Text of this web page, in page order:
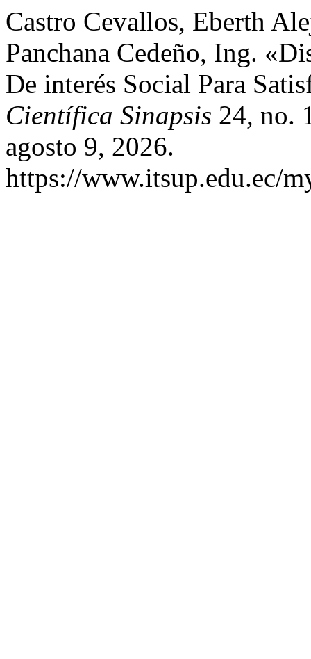
Castro Cevallos, Eberth
Panchana Cedeño, Ing.
De interés Social Para
Científica Sinapsis 24, no.
agosto 9, 2026.
https://www.itsup.edu.ec/